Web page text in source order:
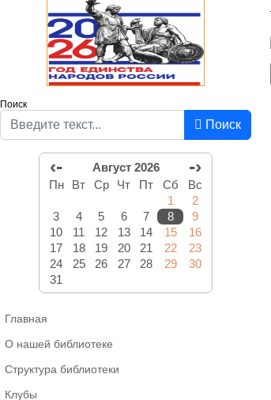
Поиск
Поиск
‹- Август 2026 -›
Пн Вт Ср Чт Пт Сб
Вс
1
2
3
4 5 6 7 8
9
10
11 12 13 14 15
16
17
18 19 20 21 22
23
24
25 26 27 28 29
30
31
Главная
О нашей библиотеке
Структура библиотеки
Клубы